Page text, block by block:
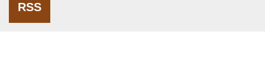
RSS